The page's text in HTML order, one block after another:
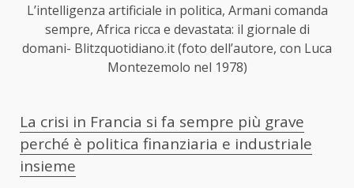
L’intelligenza artificiale in politica, Armani comanda
sempre, Africa ricca e devastata: il giornale di
domani- Blitzquotidiano.it (foto dell’autore, con Luca
Montezemolo nel 1978)
La crisi in Francia si fa sempre più grave
perché è politica finanziaria e industriale
insieme